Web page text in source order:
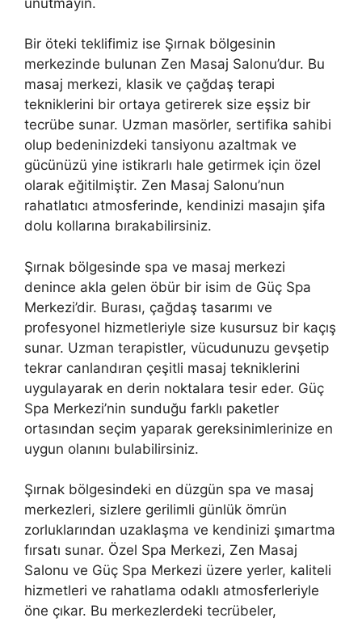
Bir öteki teklifimiz ise Şırnak bölgesinin
merkezinde bulunan Zen Masaj Salonu’dur. Bu
masaj merkezi, klasik ve çağdaş terapi
tekniklerini bir ortaya getirerek size eşsiz bir
tecrübe sunar. Uzman masörler, sertifika sahibi
olup bedeninizdeki tansiyonu azaltmak ve
gücünüzü yine istikrarlı hale getirmek için özel
olarak eğitilmiştir. Zen Masaj Salonu’nun
rahatlatıcı atmosferinde, kendinizi masajın şifa
dolu kollarına bırakabilirsiniz.
Şırnak bölgesinde spa ve masaj merkezi
denince akla gelen öbür bir isim de Güç Spa
Merkezi’dir. Burası, çağdaş tasarımı ve
profesyonel hizmetleriyle size kusursuz bir kaçış
sunar. Uzman terapistler, vücudunuzu gevşetip
tekrar canlandıran çeşitli masaj tekniklerini
uygulayarak en derin noktalara tesir eder. Güç
Spa Merkezi’nin sunduğu farklı paketler
ortasından seçim yaparak gereksinimlerinize en
uygun olanını bulabilirsiniz.
Şırnak bölgesindeki en düzgün spa ve masaj
merkezleri, sizlere gerilimli günlük ömrün
zorluklarından uzaklaşma ve kendinizi şımartma
fırsatı sunar. Özel Spa Merkezi, Zen Masaj
Salonu ve Güç Spa Merkezi üzere yerler, kaliteli
hizmetleri ve rahatlama odaklı atmosferleriyle
öne çıkar. Bu merkezlerdeki tecrübeler,